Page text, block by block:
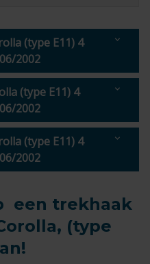
(type E11) 4
2002
(type E11) 4
2002
(type E11) 4
2002
een trekhaak
(type